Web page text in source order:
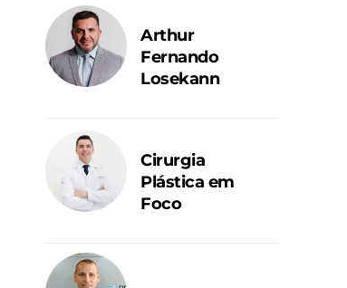
Arthur
Fernando
Losekann
Cirurgia
Plástica em
Foco